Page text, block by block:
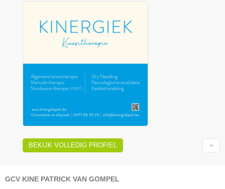
BEKIJK VOLLEDIG PROFIEL
GCV KINE PATRICK VAN GOMPEL